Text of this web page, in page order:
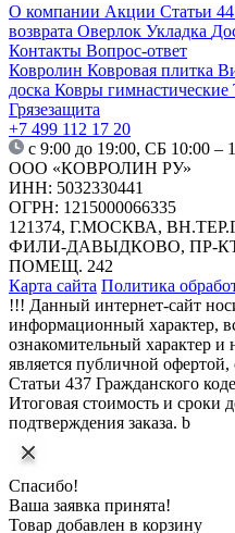
О компании Акции Статьи
возврата Оверлок Укладка
Контакты Вопрос-ответ
Ковролин Ковровая плитка
доска Ковры гимнастические
Грязезащита
+7 499 112 17 20
с 9:00 до 19:00, СБ 10:00 –
ООО «КОВРОЛИН РУ»
ИНН: 5032330441
ОГРН: 1215000066335
121374, Г.МОСКВА,
ФИЛИ-ДАВЫДКОВО, ПР-
ПОМЕЩ. 242
Карта сайта Политика
!!! Данный интернет-сайт
информационный характер,
ознакомительный характер и
является публичной
Статьи 437 Гражданского
Итоговая стоимость и сроки
подтверждения заказа. b
Спасибо!
Ваша заявка принята!
Товар добавлен в корзину